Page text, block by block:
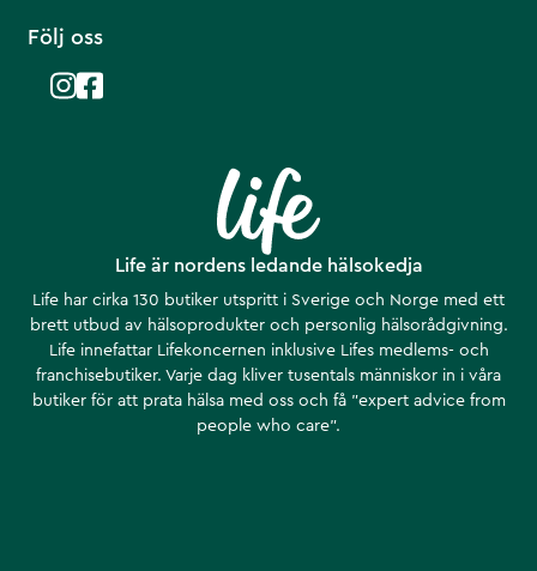
Life är nordens ledande hälsokedja
Life har cirka 130 butiker utspritt i Sverige och Norge med ett
brett utbud av hälsoprodukter och personlig hälsorådgivning.
Life innefattar Lifekoncernen inklusive Lifes medlems- och
franchisebutiker. Varje dag kliver tusentals människor in i våra
butiker för att prata hälsa med oss och få ”expert advice from
people who care”.
Följ oss